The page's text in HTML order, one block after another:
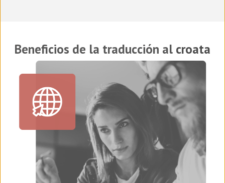
Beneficios de la traducción al croata